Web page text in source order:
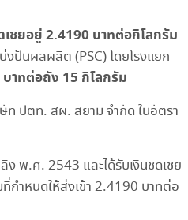
ชยอยู่ 2.4190 บาทต่อกิโลกรัม
ปันผลผลิต (PSC) โดยโรงแยก
าทต่อถัง 15 กิโลกรัม
ท ปตท. สผ. สยาม จำกัด ในอัตรา
พ.ศ. 2543 และได้รับเงินชดเชย
กำหนดให้ส่งเข้า 2.4190 บาทต่อ